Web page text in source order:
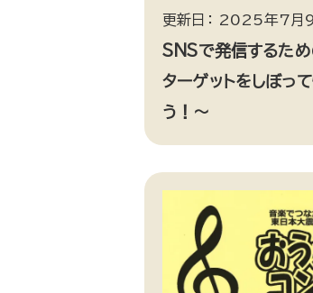
更新日： 2025年7月
SNSで発信するた
ターゲットをしぼっ
う！～